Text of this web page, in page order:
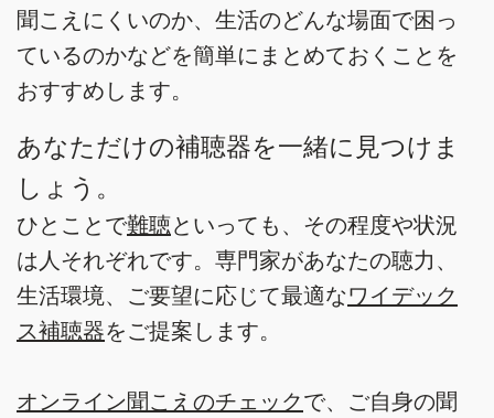
聞こえにくいのか、生活のどんな場面で困っ
ているのかなどを簡単にまとめておくことを
おすすめします。
あなただけの補聴器を一緒に見つけま
しょう。
ひとことで難聴といっても、その程度や状況
は人それぞれです。専門家があなたの聴力、
生活環境、ご要望に応じて最適なワイデック
ス補聴器をご提案します。
オンライン聞こえのチェックで、ご自身の聞